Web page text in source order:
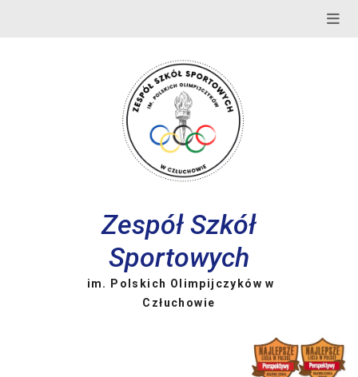
Zespół Szkół
Sportowych
im. Polskich Olimpijczyków w
Człuchowie